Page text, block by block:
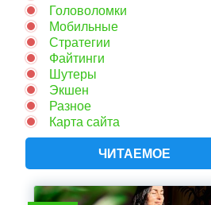
Головоломки
Мобильные
Стратегии
Файтинги
Шутеры
Экшен
Разное
Карта сайта
ЧИТАЕМОЕ